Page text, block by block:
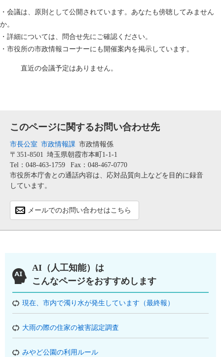
・会議は、原則として公開されています。あなたも傍聴してみません
か。
・詳細については、問合せ先にご確認ください。
・市役所の市政情報コーナーにも開催案内を掲示しています。
直近の会議予定はありません。
このページに関するお問い合わせ先
市長公室 市政情報課 市政情報係
〒351-8501 埼玉県朝霞市本町1-1-1
Tel：048-463-1759
Fax：048-467-0770
市役所本庁舎との通話内容は、応対品質向上などを目的に録音
しています。
メールでのお問い合わせはこちら
AI（人工知能）は
こんなページをおすすめします
現在、市内で濁り水が発生しています（最終報）
大雨の際の住家の被害認定調査
みやど公園の利用ルール